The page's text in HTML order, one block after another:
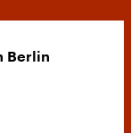
Berlin